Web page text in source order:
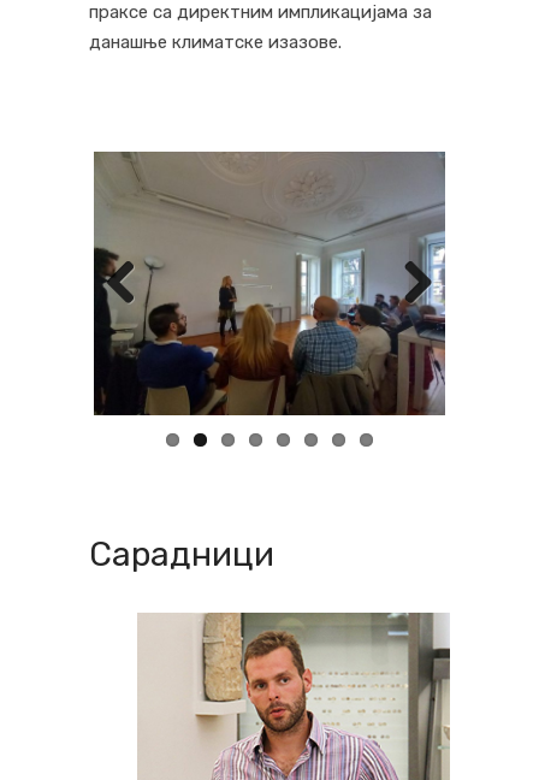
праксе са директним импликацијама за
данашње климатске изазове.
Previous Next
Сарадници